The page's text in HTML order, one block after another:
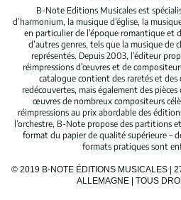
B-Note Editions Musicales est
d’harmonium, la musique d’église, la
en particulier de l’époque romantique et
d’autres genres, tels que la musique de
représentés. Depuis 2003, l’éditeur
réimpressions d’œuvres et de
catalogue contient des raretés et
redécouvertes, mais également des
œuvres de nombreux compositeurs
réimpressions au prix abordable des
l’orchestre, B-Note propose des partitions
format du papier de qualité supérieure –
formats pratiques sont
© 2019 B-NOTE ÉDITIONS MUSICALES |
ALLEMAGNE | TOUS